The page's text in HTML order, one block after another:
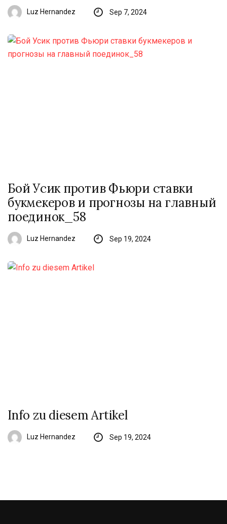
Luz Hernandez Sep 7, 2024
Бой Усик против Фьюри ставки
букмекеров и прогнозы на главный
поединок_58
Luz Hernandez Sep 19, 2024
Info zu diesem Artikel
Luz Hernandez Sep 19, 2024